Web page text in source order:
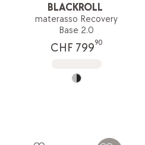
BLACKROLL
materasso Recovery
Base 2.0
CHF 79990